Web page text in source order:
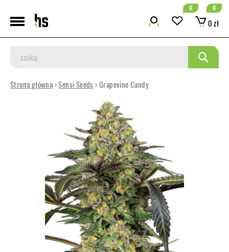
0
0 zł
0
Strona główna ›Sensi Seeds › Grapevine Candy